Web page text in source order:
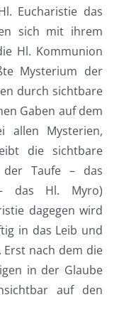
Eucharistie das
sich mit ihrem
Hl. Kommunion
Mysterium der
durch sichtbare
Gaben auf dem
allen Mysterien,
die sichtbare
der Taufe – das
das Hl. Myro)
dagegen wird
in das Leib und
Erst nach dem die
in der Glaube
auf den